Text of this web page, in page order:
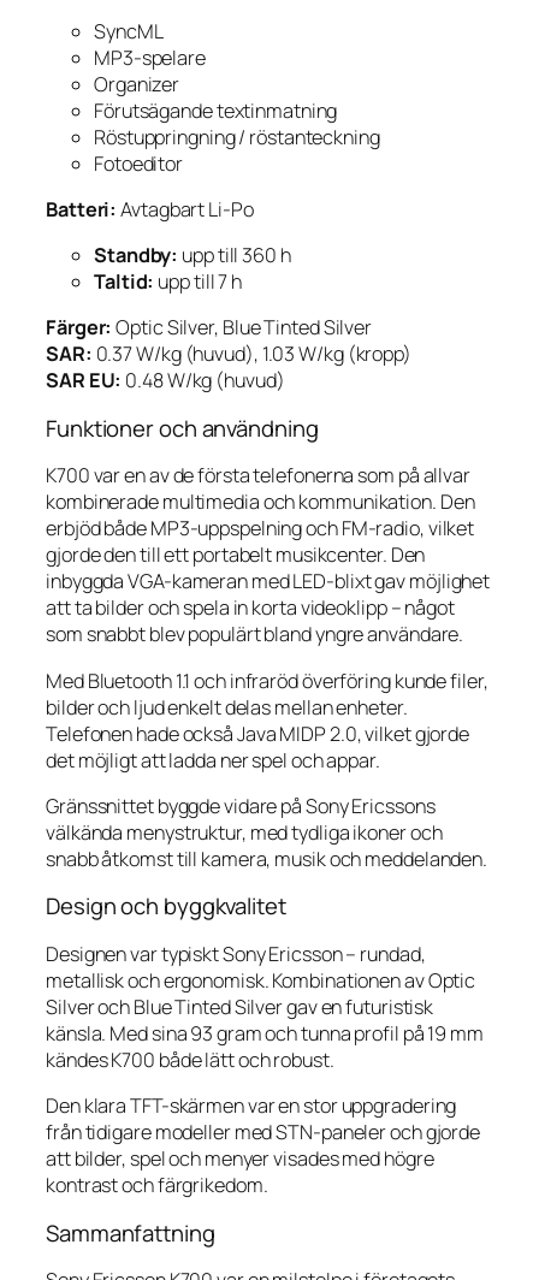
SyncML
MP3-spelare
Organizer
Förutsägande textinmatning
Röstuppringning / röstanteckning
Fotoeditor
Batteri: Avtagbart Li-Po
Standby: upp till 360 h
Taltid: upp till 7 h
Färger: Optic Silver, Blue Tinted Silver
SAR: 0.37 W/kg (huvud), 1.03 W/kg (kropp)
SAR EU: 0.48 W/kg (huvud)
Funktioner och användning
K700 var en av de första telefonerna som på allvar
kombinerade multimedia och kommunikation. Den
erbjöd både MP3-uppspelning och FM-radio, vilket
gjorde den till ett portabelt musikcenter. Den
inbyggda VGA-kameran med LED-blixt gav möjlighet
att ta bilder och spela in korta videoklipp – något
som snabbt blev populärt bland yngre användare.
Med Bluetooth 1.1 och infraröd överföring kunde filer,
bilder och ljud enkelt delas mellan enheter.
Telefonen hade också Java MIDP 2.0, vilket gjorde
det möjligt att ladda ner spel och appar.
Gränssnittet byggde vidare på Sony Ericssons
välkända menystruktur, med tydliga ikoner och
snabb åtkomst till kamera, musik och meddelanden.
Design och byggkvalitet
Designen var typiskt Sony Ericsson – rundad,
metallisk och ergonomisk. Kombinationen av Optic
Silver och Blue Tinted Silver gav en futuristisk
känsla. Med sina 93 gram och tunna profil på 19 mm
kändes K700 både lätt och robust.
Den klara TFT-skärmen var en stor uppgradering
från tidigare modeller med STN-paneler och gjorde
att bilder, spel och menyer visades med högre
kontrast och färgrikedom.
Sammanfattning